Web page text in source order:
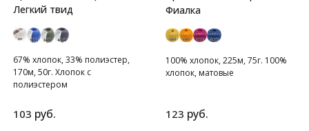
Легкий твид
67% хлопок, 33% полиэстер,
170м, 50г. Хлопок с
полиэстером
103 руб.
Фиалка
100% хлопок, 225м, 75г. 100%
хлопок, матовые
123 руб.